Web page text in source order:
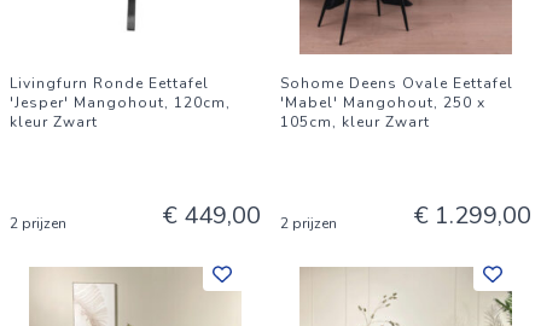
Livingfurn Ronde Eettafel
'Jesper' Mangohout, 120cm,
kleur Zwart
2 prijzen € 449,00
Sohome Deens Ovale Eettafel
'Mabel' Mangohout, 250 x
105cm, kleur Zwart
2 prijzen € 1.299,00